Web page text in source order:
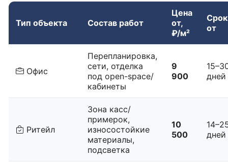
Тип объекта Состав работ
Цена
от,
₽/м²
от
Офис
Перепланировка,
сети, отделка
под open-space/
кабинеты
9
900
дней
Ритейл
Зона касс/
примерок,
износостойкие
материалы,
подсветка
10
500
дней